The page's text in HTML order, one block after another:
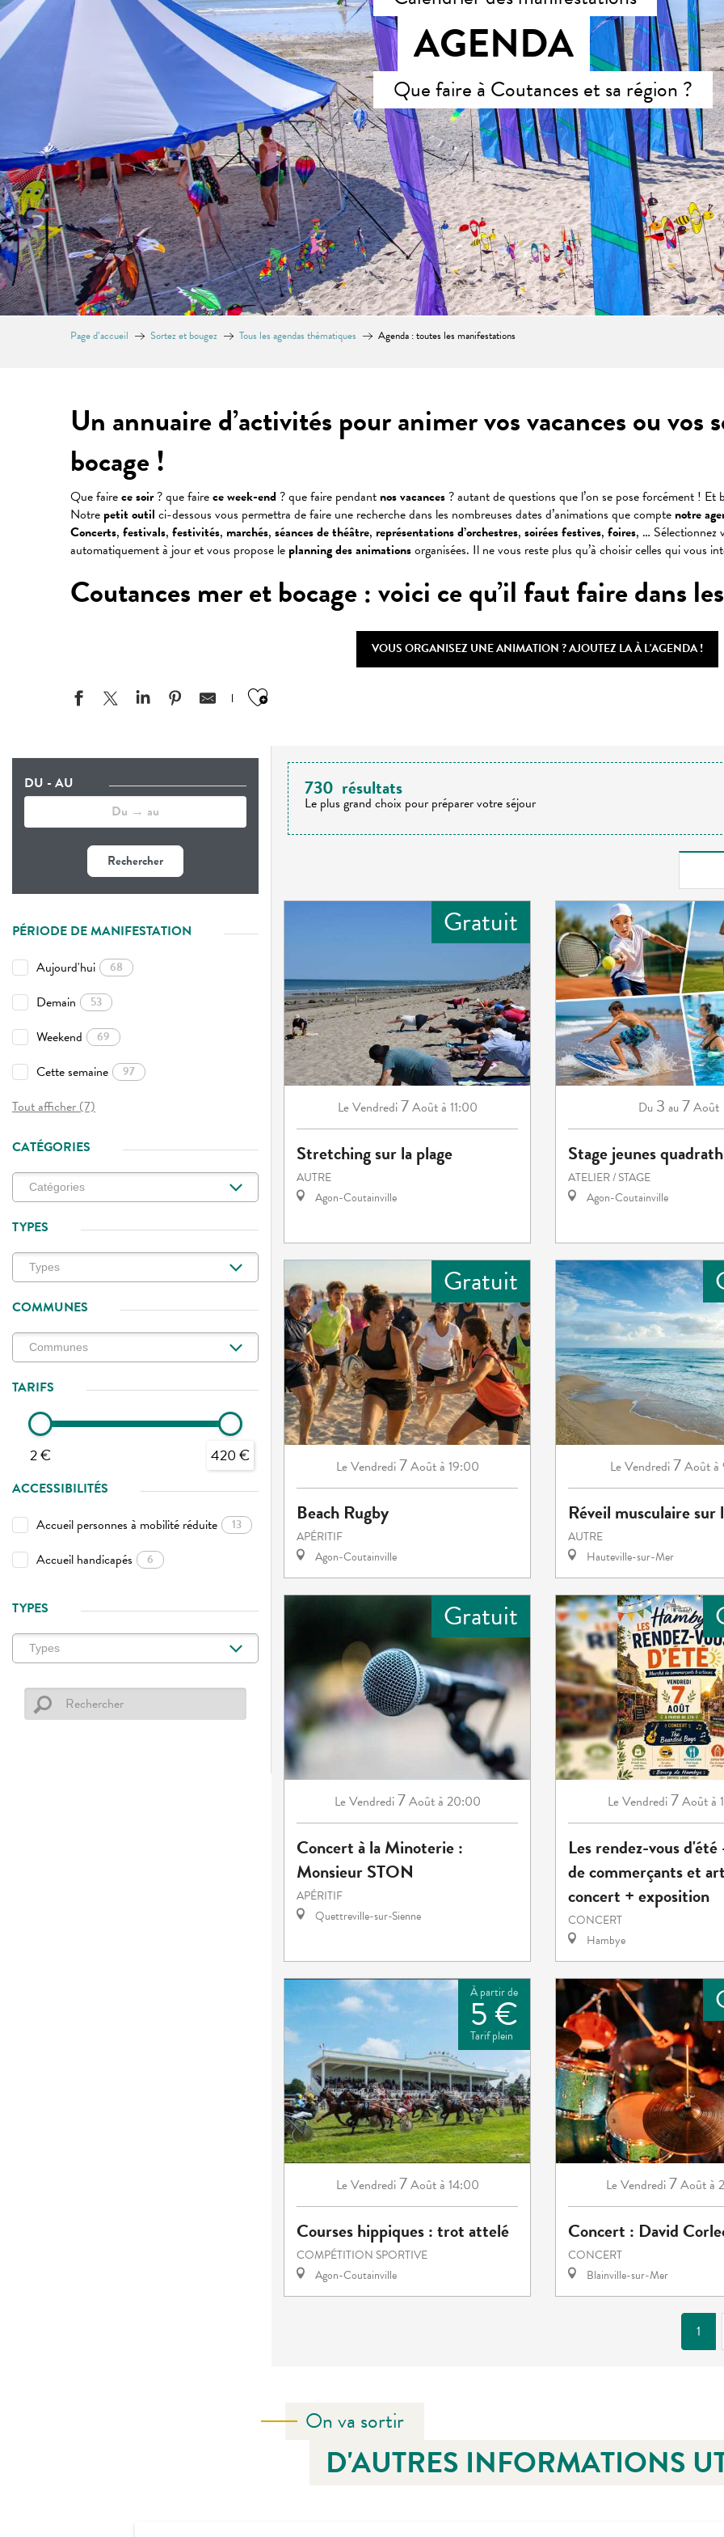
AGENDA
Que faire à Coutances et sa région ?
Page d’accueil Sortez et bougez Tous les agendas thématiques Agenda : toutes les manifestations
Un annuaire d’activités pour animer vos vacances ou vos
bocage !
Que fairece soir? que fairece week-end ? que faire pendant nos vacances? autant de questions que l’on se pose forcément !
Notre petit outil ci-dessous vous permettra de faire une recherche dans les nombreuses dates d’animations que compte notre
Concerts, festivals, festivités, marchés, séancesdethéâtre, représentationsd’orchestres, soiréesfestives, foires, … Sélectionnez
automatiquement à jour et vous propose le planning des animationsorganisées. Il ne vous reste plus qu’à choisir celles qui vous
Coutances mer et bocage : voici ce qu’il faut faire dans
VOUS ORGANISEZ UNE ANIMATION ? AJOUTEZ LA À L'AGENDA !
Ajouter aux favoris
DU - AU
Rechercher
PÉRIODE DE MANIFESTATION
Aujourd'hui
68
Demain 53
Weekend 69
Cette semaine 97
Tout afficher (7)
CATÉGORIES
TYPES
COMMUNES
TARIFS
2 € 420 €
ACCESSIBILITÉS
Accueil personnes à mobilité réduite
13
Accueil handicapés 6
TYPES
730 résultats
Le plus grand choix pour préparer votre séjour
Gratuit
Le Vendredi7Aoûtà 11:00
Stretching sur la plage
AUTRE
Agon-Coutainville
Du 3 au7Août
Stage jeunes
ATELIER / STAGE
Agon-Coutainville
Gratuit
Le Vendredi7Aoûtà 19:00
Beach Rugby
APÉRITIF
Agon-Coutainville
Le Vendredi7Aoûtà
Réveil musculaire sur
AUTRE
Hauteville-sur-Mer
Gratuit
Le Vendredi7Aoûtà 20:00
Concert à la Minoterie :
Monsieur STON
APÉRITIF
Quettreville-sur-Sienne
LeVendredi7Aoûtà
Les rendez-vous
de commerçants et
concert + exposition
CONCERT
Hambye
À partir de
5 €
Tarif plein
Le Vendredi7Aoûtà 14:00
Courses hippiques : trot attelé
COMPÉTITION SPORTIVE
Agon-Coutainville
Le Vendredi7Aoûtà
Concert : David
CONCERT
Blainville-sur-Mer
1
On va sortir
D'AUTRES INFORMATIONS